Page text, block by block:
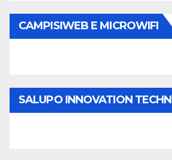
CAMPISIWEB E MICROWIFI
SALUPO INNOVATION TECHN